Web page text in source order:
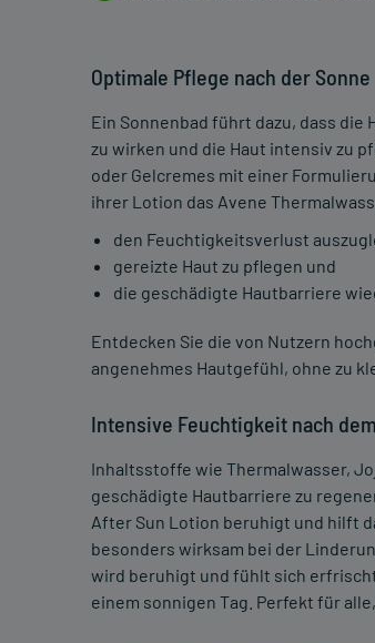
Optimale Pflege nach der Sonne
Ein Sonnenbad führt dazu, dass
zu wirken und die Haut intensiv zu
oder Gelcremes mit einer
ihrer Lotion das Avene
den Feuchtigkeitsverlust
gereizte Haut zu pflegen und
die geschädigte Hautbarriere
Entdecken Sie die von Nutzern
angenehmes Hautgefühl, ohne zu
Intensive Feuchtigkeit nach
Inhaltsstoffe wie Thermalwasser,
geschädigte Hautbarriere zu
After Sun Lotion beruhigt und hilft
besonders wirksam bei der
wird beruhigt und fühlt sich
einem sonnigen Tag. Perfekt für